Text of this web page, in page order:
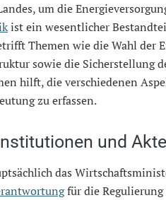
um die
ist ein wesentlicher
Themen wie die Wahl der
sowie die Sicherstellung
hilft, die verschiedenen
zu erfassen.
und
das
für die Regulierung